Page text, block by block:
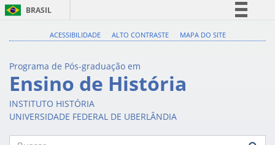
BRASIL
Acesso à informação
ACESSIBILIDADE ALTO CONTRASTE MAPA DO SITE
Programa de Pós-graduação em
Ensino de História
INSTITUTO HISTÓRIA
UNIVERSIDADE FEDERAL DE UBERLÂNDIA